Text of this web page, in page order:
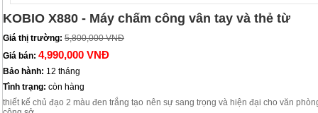
KOBIO X880 - Máy chấm công vân tay và thẻ từ
Giá thị trường: 5,800,000 VNĐ
Giá bán: 4,990,000 VNĐ
Bảo hành: 12 tháng
Tình trạng: còn hàng
thiết kế chủ đạo 2 màu đen trắng tạo nên sự sang trọng và hiện đại cho văn